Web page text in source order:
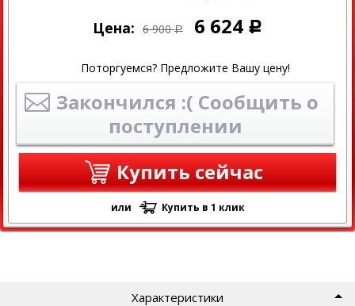
Цена: 6 900 Р 6 624 Р
Поторгуемся? Предложите Вашу цену!
Закончился :( Сообщить о
поступлении
Купить сейчас
или Купить в 1 клик
Характеристики